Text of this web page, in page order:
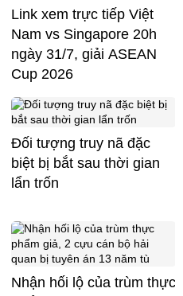
Link xem trực tiếp Việt
Nam vs Singapore 20h
ngày 31/7, giải ASEAN
Cup 2026
Đối tượng truy nã đặc
biệt bị bắt sau thời gian
lẩn trốn
Nhận hối lộ của trùm thực